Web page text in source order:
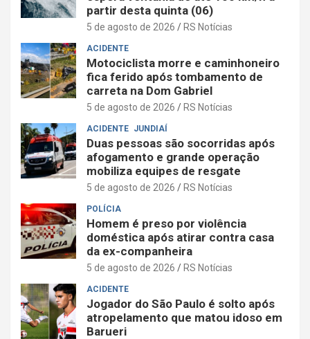
partir desta quinta (06)
5 de agosto de 2026 RS Notícias
ACIDENTE
Motociclista morre e caminhoneiro
fica ferido após tombamento de
carreta na Dom Gabriel
5 de agosto de 2026 RS Notícias
ACIDENTE JUNDIAÍ
Duas pessoas são socorridas após
afogamento e grande operação
mobiliza equipes de resgate
5 de agosto de 2026 RS Notícias
POLÍCIA
Homem é preso por violência
doméstica após atirar contra casa
da ex-companheira
5 de agosto de 2026 RS Notícias
ACIDENTE
Jogador do São Paulo é solto após
atropelamento que matou idoso em
Barueri